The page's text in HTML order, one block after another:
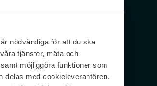
nödvändiga för att du ska
tjänster, mäta och
möjliggöra funktioner som
delas med cookieleverantören.
& svar
Nordicfeel SE
Nordicfeel FI
Nordicfeel NO